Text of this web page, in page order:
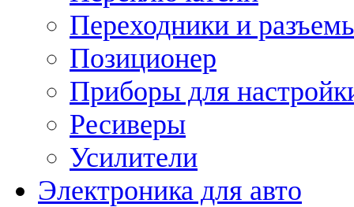
Переходники и
Позиционер
Приборы для
Ресиверы
Усилители
Электроника для авто